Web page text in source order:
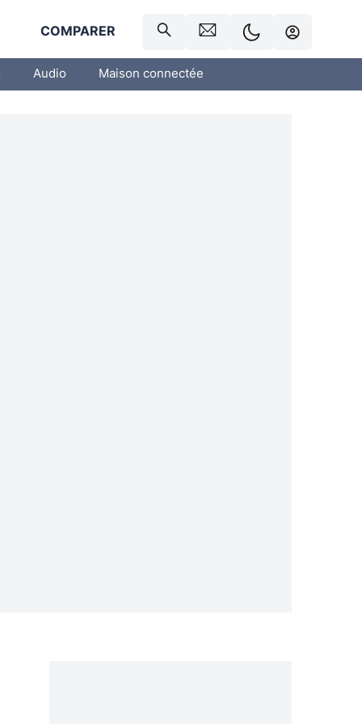
COMPARER
Audio Maison connectée